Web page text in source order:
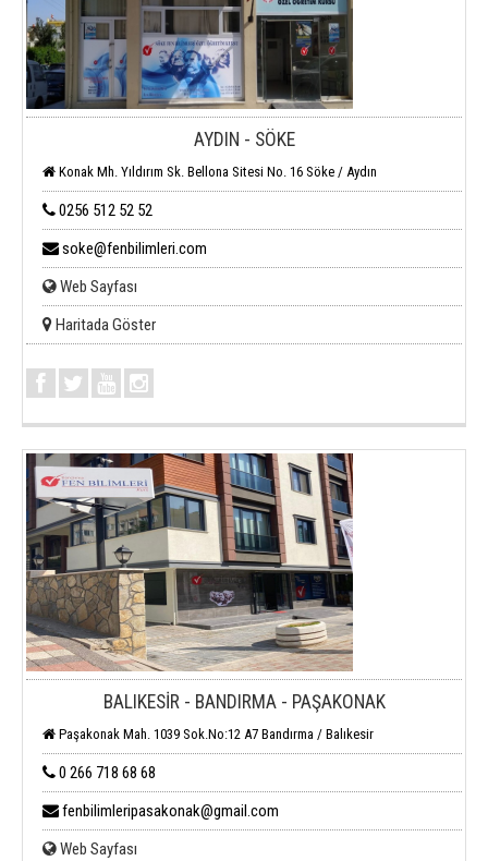
AYDIN - SÖKE
Konak Mh. Yıldırım Sk. Bellona Sitesi No. 16 Söke / Aydın
0256 512 52 52
soke@fenbilimleri.com
Web Sayfası
Haritada Göster
BALIKESİR - BANDIRMA - PAŞAKONAK
Paşakonak Mah. 1039 Sok.No:12 A7 Bandırma / Balıkesir
0 266 718 68 68
fenbilimleripasakonak@gmail.com
Web Sayfası